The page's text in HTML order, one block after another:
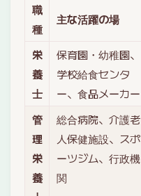
職
種
主な活躍の場
栄
養
士
保育園・幼稚園、
学校給食センタ
ー、食品メーカー
管
理
栄
養
総合病院、介護老
人保健施設、スポ
ーツジム、行政機
関